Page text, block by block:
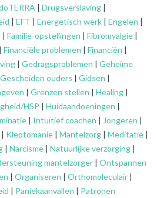
| Drugsverslaving |
| EFT | Energetisch werk | Engelen |
| Familie-opstellingen | Fibromyalgie |
| Financiële problemen | Financiën |
| Gedragsproblemen | Geheime
Gescheiden ouders | Gidsen |
| Grenzen stellen | Healing |
HSP | Huidaandoeningen |
| Intuïtief coachen | Jongeren |
| Kleptomanie | Mantelzorg | Meditatie |
| Narcisme | Natuurlijke verzorging |
mantelzorger | Ontspannen
| Organiseren | Orthomoleculair |
| Paniekaanvallen | Patronen